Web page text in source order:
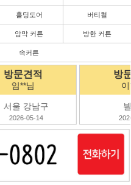
홀딩도어 버티컬
암막 커튼 방한 커튼
속커튼
방문견적
븰광동
2026-05-13